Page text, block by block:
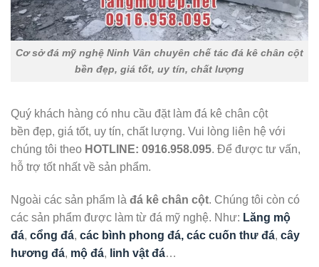
Cơ sở đá mỹ nghệ Ninh Vân chuyên chế tác đá kê chân cột
bền đẹp, giá tốt, uy tín, chất lượng
Quý khách hàng có nhu cầu đặt làm đá kê chân cột
bền đẹp, giá tốt, uy tín, chất lượng. Vui lòng liên hệ với
chúng tôi theo HOTLINE: 0916.958.095. Để được tư vấn,
hỗ trợ tốt nhất về sản phẩm.
Ngoài các sản phẩm là đá kê chân cột. Chúng tôi còn có
các sản phẩm được làm từ đá mỹ nghệ. Như: Lăng mộ
đá, cổng đá, các bình phong đá, các cuốn thư đá, cây
hương đá, mộ đá, linh vật đá…